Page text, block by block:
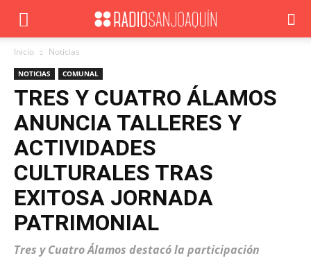
Inicio Noticias
NOTICIAS COMUNAL
TRES Y CUATRO ÁLAMOS
ANUNCIA TALLERES Y
ACTIVIDADES
CULTURALES TRAS
EXITOSA JORNADA
PATRIMONIAL
Tres y Cuatro Álamos destacó la participación